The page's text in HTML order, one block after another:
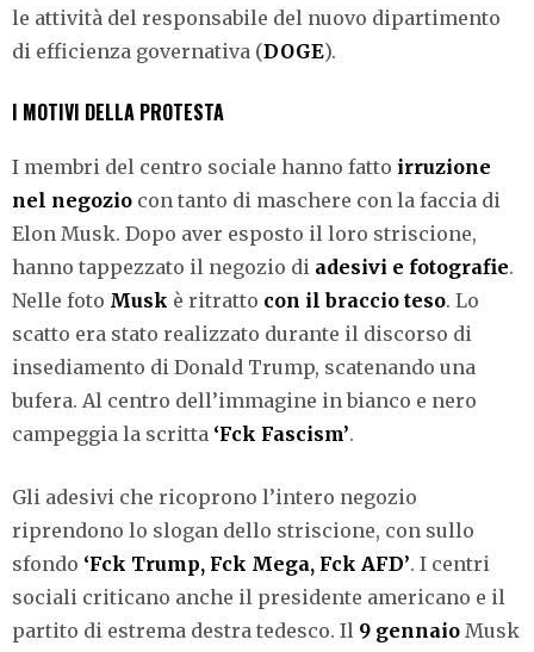
le attività del responsabile del nuovo dipartimento
di efficienza governativa (DOGE).
I MOTIVI DELLA PROTESTA
I membri del centro sociale hanno fatto irruzione
nel negozio con tanto di maschere con la faccia di
Elon Musk. Dopo aver esposto il loro striscione,
hanno tappezzato il negozio di adesivi e fotografie.
Nelle foto Musk è ritratto con il braccio teso. Lo
scatto era stato realizzato durante il discorso di
insediamento di Donald Trump, scatenando una
bufera. Al centro dell’immagine in bianco e nero
campeggia la scritta ‘Fck Fascism’.
Gli adesivi che ricoprono l’intero negozio
riprendono lo slogan dello striscione, con sullo
sfondo ‘Fck Trump, Fck Mega, Fck AFD’. I centri
sociali criticano anche il presidente americano e il
partito di estrema destra tedesco. Il 9 gennaio Musk